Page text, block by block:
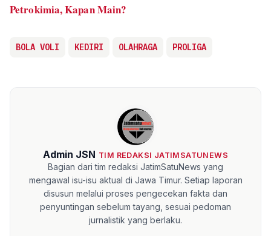
Petrokimia, Kapan Main?
BOLA VOLI KEDIRI OLAHRAGA PROLIGA
Admin JSN TIM REDAKSI JATIMSATUNEWS
Bagian dari tim redaksi JatimSatuNews yang
mengawal isu-isu aktual di Jawa Timur. Setiap laporan
disusun melalui proses pengecekan fakta dan
penyuntingan sebelum tayang, sesuai pedoman
jurnalistik yang berlaku.